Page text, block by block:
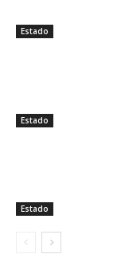
Estado
Estado
Estado